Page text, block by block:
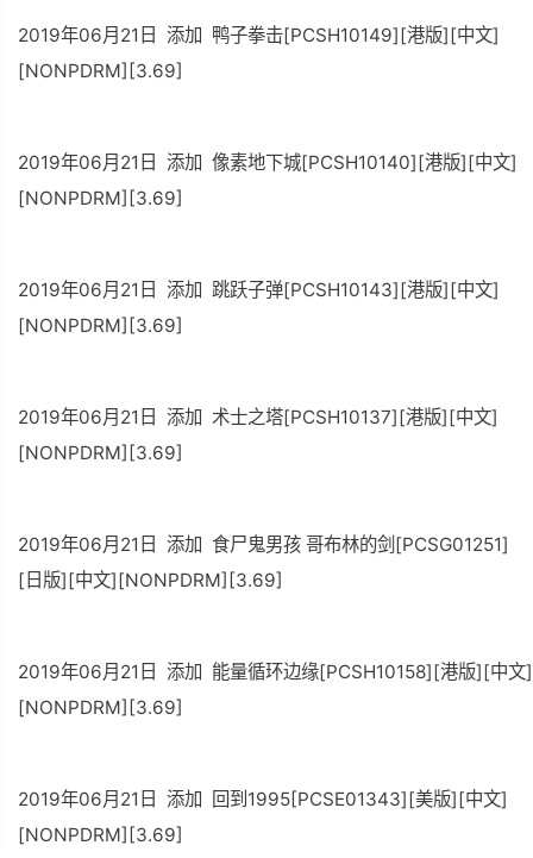
2019年06月21日 添加 鸭子拳击[PCSH10149][港版][中文]
[NONPDRM][3.69]
2019年06月21日 添加 像素地下城[PCSH10140][港版][中文]
[NONPDRM][3.69]
2019年06月21日 添加 跳跃子弹[PCSH10143][港版][中文]
[NONPDRM][3.69]
2019年06月21日 添加 术士之塔[PCSH10137][港版][中文]
[NONPDRM][3.69]
2019年06月21日 添加 食尸鬼男孩 哥布林的剑[PCSG01251]
[日版][中文][NONPDRM][3.69]
2019年06月21日 添加 能量循环边缘[PCSH10158][港版][中文]
[NONPDRM][3.69]
2019年06月21日 添加 回到1995[PCSE01343][美版][中文]
[NONPDRM][3.69]